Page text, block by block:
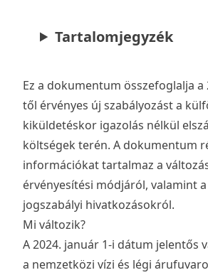
Tartalomjegyzék
Ez a dokumentum összefoglalja a
től érvényes új szabályozást a
kiküldetéskor igazolás nélkül
költségek terén. A dokumentum
információkat tartalmaz a
érvényesítési módjáról, valamint
jogszabályi hivatkozásokról.
Mi változik?
A 2024. január 1-i dátum jelentős
a nemzetközi vízi és légi